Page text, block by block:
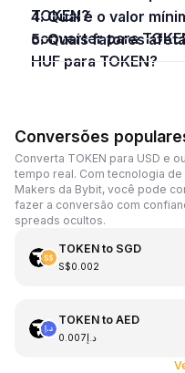
TOKEN?
4. Qual é o valor mínimo de HUF que posso
converter para
5. Quais fatores afetam a taxa de câmbio de
HUF para TOKEN?
Conversões
Converta TOKEN para USD e
tempo real. Com tecnologia
Makers da Bybit, você pode
fazer a conversão com
spreads ocultos.
TOKENto SGD
S$0.002
TOKENto AED
د.إ0.007